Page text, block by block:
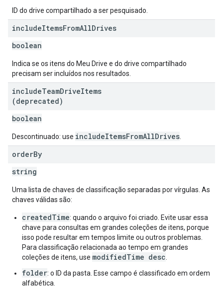
ID do drive compartilhado a ser pesquisado.
includeItemsFromAllDrives
boolean
Indica se os itens do Meu Drive e do drive compartilhado
precisam ser incluídos nos resultados.
includeTeamDriveItems
(deprecated)
boolean
Descontinuado: use includeItemsFromAllDrives
orderBy
string
Uma lista de chaves de classificação separadas por vírgulas. As
chaves válidas são:
createdTime: quando o arquivo foi criado. Evite usar essa
chave para consultas em grandes coleções de itens, porque
isso pode resultar em tempos limite ou outros problemas.
Para classificação relacionada ao tempo em grandes
coleções de itens, use modifiedTime desc
folder: o ID da pasta. Esse campo é classificado em ordem
alfabética.